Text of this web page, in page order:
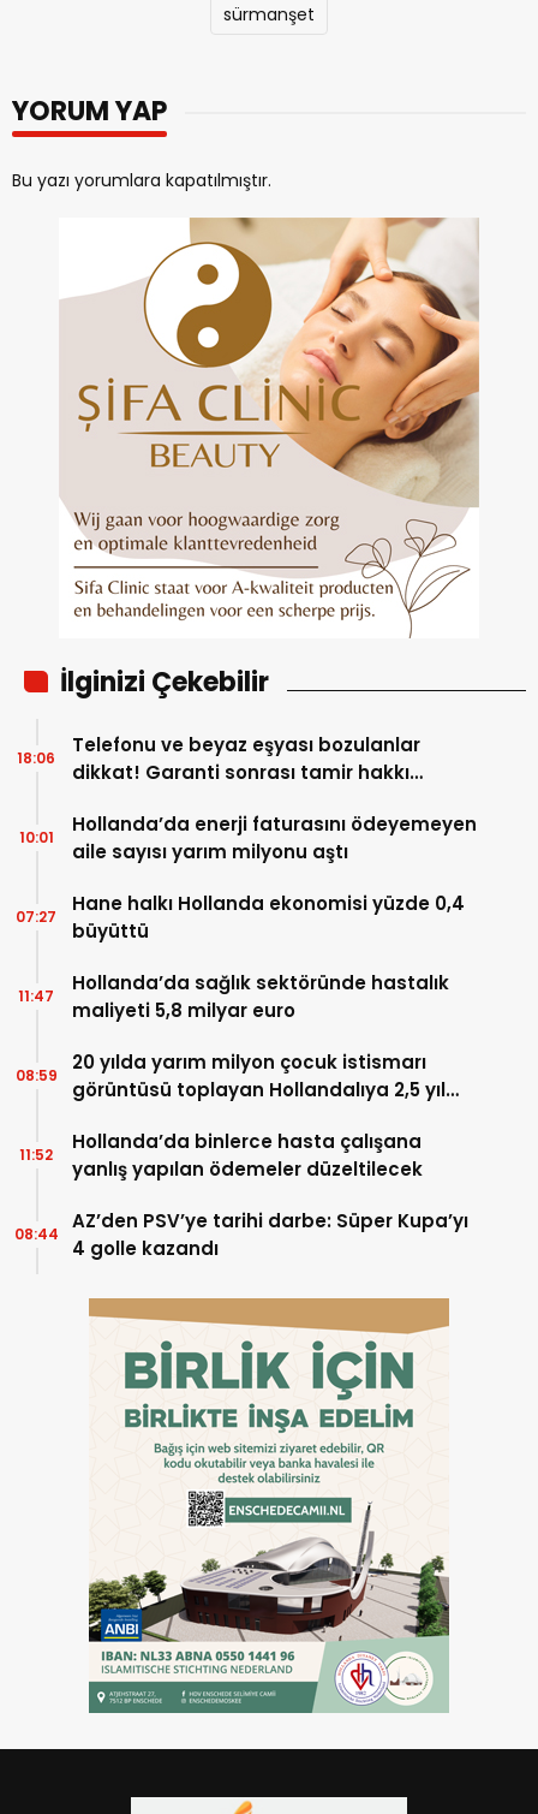
sürmanşet
YORUM YAP
Bu yazı yorumlara kapatılmıştır.
İlginizi Çekebilir
Telefonu ve beyaz eşyası bozulanlar
dikkat! Garanti sonrası tamir hakkı
18:06
Hollanda’da enerji faturasını ödeyemeyen
aile sayısı yarım milyonu aştı
10:01
Hane halkı Hollanda ekonomisi yüzde 0,4
büyüttü
07:27
Hollanda’da sağlık sektöründe hastalık
maliyeti 5,8 milyar euro
11:47
20 yılda yarım milyon çocuk istismarı
görüntüsü toplayan Hollandalıya 2,5 yıl
08:59
Hollanda’da binlerce hasta çalışana
yanlış yapılan ödemeler düzeltilecek
11:52
AZ’den PSV’ye tarihi darbe: Süper Kupa’yı
4 golle kazandı
08:44